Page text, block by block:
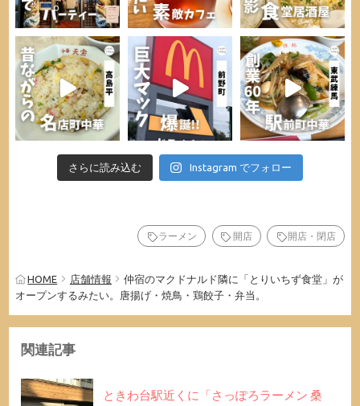
さらに読み込む Instagram でフォロー
ラーメン 開店 開店・閉店
HOME 店舗情報
仲宿のマクドナルド隣に「とりいちず食堂」が
オープンするみたい。唐揚げ・焼鳥・鶏餃子・弁当。
関連記事
ときわ台駅近くに「さっぽろラーメン 桑